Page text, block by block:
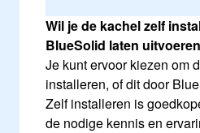
Wil je de kachel zelf
BlueSolid laten
Je kunt ervoor kiezen om
installeren, of dit door
Zelf installeren is
de nodige kennis en